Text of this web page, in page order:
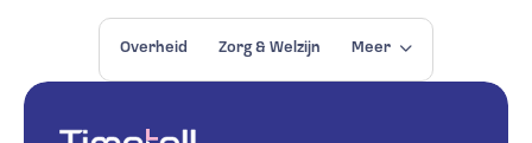
Overheid Zorg & Welzijn Meer